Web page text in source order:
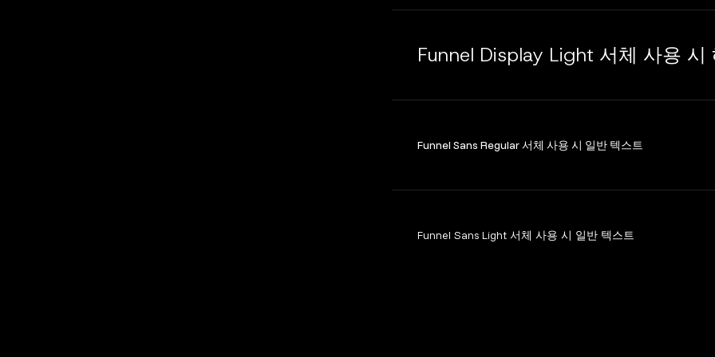
Funnel Display Light 서체 사용 시
Funnel Sans Regular 서체 사용 시 일반 텍스트
Funnel Sans Light 서체 사용 시 일반 텍스트